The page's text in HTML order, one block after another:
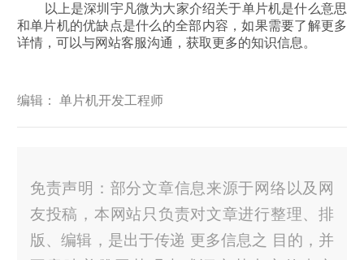
以上是深圳宇凡微为大家介绍关于单片机是什么意思
和单片机的优缺点是什么的全部内容，如果需要了解更多
详情，可以与网站客服沟通，获取更多的知识信息。
编辑： 单片机开发工程师
免责声明：部分文章信息来源于网络以及网
友投稿，本网站只负责对文章进行整理、排
版、编辑，是出于传递 更多信息之 目的，并